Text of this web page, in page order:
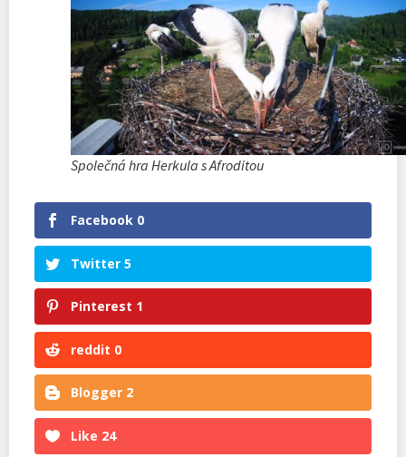
Společná hra Herkula s Afroditou
Facebook 0
Twitter 5
Pinterest 1
reddit 0
Blogger 2
Like 24